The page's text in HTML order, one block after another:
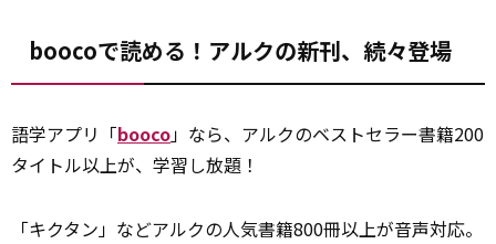
boocoで読める！アルクの新刊、続々登場
語学アプリ「booco」なら、アルクのベストセラー書籍200
タイトル以上が、学習し放題！
「キクタン」などアルクの人気書籍800冊以上が音声対応。